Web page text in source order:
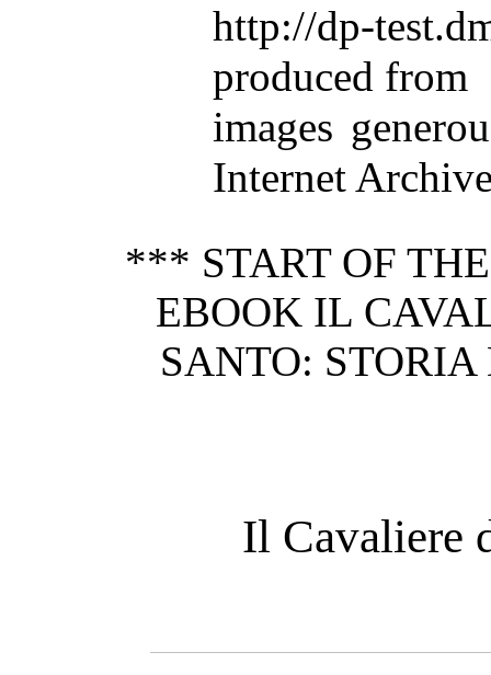
http://dp-
produced from
images
Internet
*** START OF
EBOOK IL
SANTO:
Il Cavaliere